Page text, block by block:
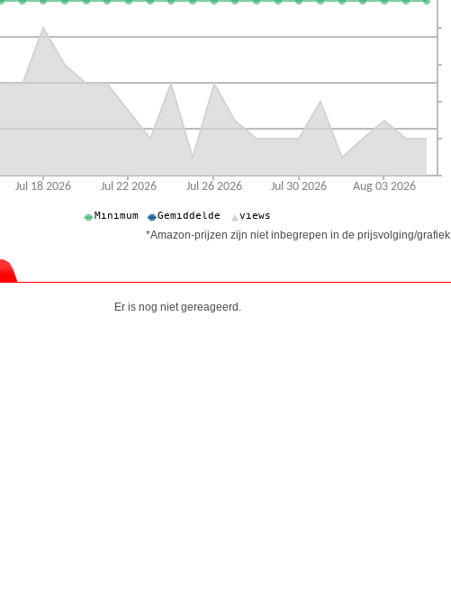
*Amazon-prijzen zijn niet inbegrepen in de prijsvolging/grafiek
Er is nog niet gereageerd.